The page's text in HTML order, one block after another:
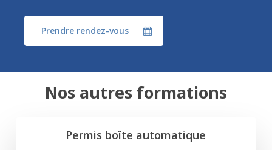
Prendre rendez-vous
Nos autres formations
Permis boîte automatique